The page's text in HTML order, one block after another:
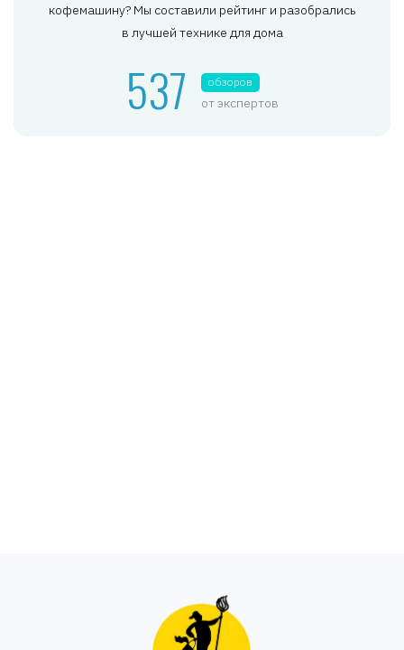
кофемашину? Мы составили рейтинг и разобрались
в лучшей технике для дома
537 обзоров
от экспертов